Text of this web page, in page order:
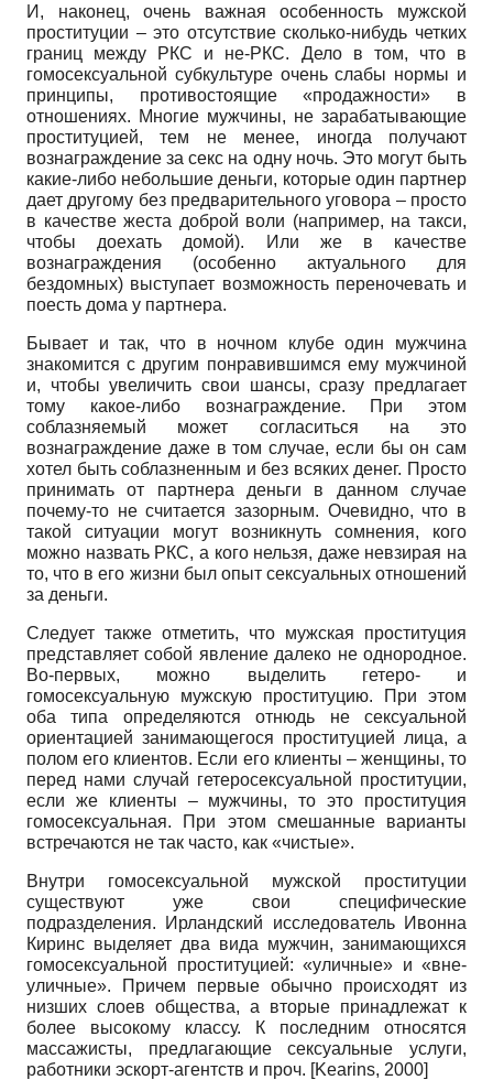
И, наконец, очень важная особенность мужской
проституции – это отсутствие сколько-нибудь четких
границ между РКС и не-РКС. Дело в том, что в
гомосексуальной субкультуре очень слабы нормы и
принципы, противостоящие «продажности» в
отношениях. Многие мужчины, не зарабатывающие
проституцией, тем не менее, иногда получают
вознаграждение за секс на одну ночь. Это могут быть
какие-либо небольшие деньги, которые один партнер
дает другому без предварительного уговора – просто
в качестве жеста доброй воли (например, на такси,
чтобы доехать домой). Или же в качестве
вознаграждения (особенно актуального для
бездомных) выступает возможность переночевать и
поесть дома у партнера.
Бывает и так, что в ночном клубе один мужчина
знакомится с другим понравившимся ему мужчиной
и, чтобы увеличить свои шансы, сразу предлагает
тому какое-либо вознаграждение. При этом
соблазняемый может согласиться на это
вознаграждение даже в том случае, если бы он сам
хотел быть соблазненным и без всяких денег. Просто
принимать от партнера деньги в данном случае
почему-то не считается зазорным. Очевидно, что в
такой ситуации могут возникнуть сомнения, кого
можно назвать РКС, а кого нельзя, даже невзирая на
то, что в его жизни был опыт сексуальных отношений
за деньги.
Следует также отметить, что мужская проституция
представляет собой явление далеко не однородное.
Во-первых, можно выделить гетеро- и
гомосексуальную мужскую проституцию. При этом
оба типа определяются отнюдь не сексуальной
ориентацией занимающегося проституцией лица, а
полом его клиентов. Если его клиенты – женщины, то
перед нами случай гетеросексуальной проституции,
если же клиенты – мужчины, то это проституция
гомосексуальная. При этом смешанные варианты
встречаются не так часто, как «чистые».
Внутри гомосексуальной мужской проституции
существуют уже свои специфические
подразделения. Ирландский исследователь Ивонна
Киринс выделяет два вида мужчин, занимающихся
гомосексуальной проституцией: «уличные» и «вне-
уличные». Причем первые обычно происходят из
низших слоев общества, а вторые принадлежат к
более высокому классу. К последним относятся
массажисты, предлагающие сексуальные услуги,
работники эскорт-агентств и проч. [Kearins, 2000]